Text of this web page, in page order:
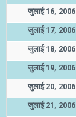
जुलाई 16, 2006
जुलाई 17, 2006
जुलाई 18, 2006
जुलाई 19, 2006
जुलाई 20, 2006
जुलाई 21, 2006